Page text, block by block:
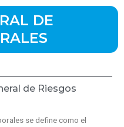
DE
de Riesgos
se define como el